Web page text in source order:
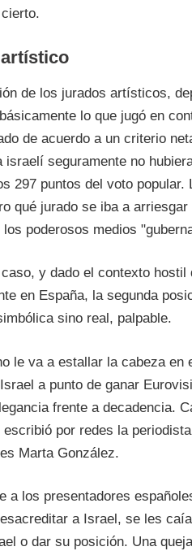
de los jurados artísticos,
lo que jugó en
de acuerdo a un criterio
israelí seguramente no
297 puntos del voto
qué jurado se iba a
poderosos medios
y dado el contexto
en España, la segunda
sino real, palpable.
le va a estallar la cabeza
a punto de ganar
frente a decadencia.
escribió por redes la
Marta González.
a los presentadores
a Israel, se les
o dar su posición. Una